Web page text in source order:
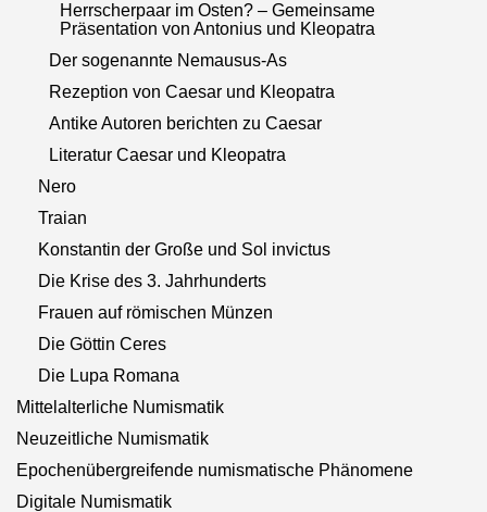
Herrscherpaar im Osten? – Gemeinsame
Präsentation von Antonius und Kleopatra
Der sogenannte Nemausus-As
Rezeption von Caesar und Kleopatra
Antike Autoren berichten zu Caesar
Literatur Caesar und Kleopatra
Nero
Traian
Konstantin der Große und Sol invictus
Die Krise des 3. Jahrhunderts
Frauen auf römischen Münzen
Die Göttin Ceres
Die Lupa Romana
Mittelalterliche Numismatik
Neuzeitliche Numismatik
Epochenübergreifende numismatische Phänomene
Digitale Numismatik